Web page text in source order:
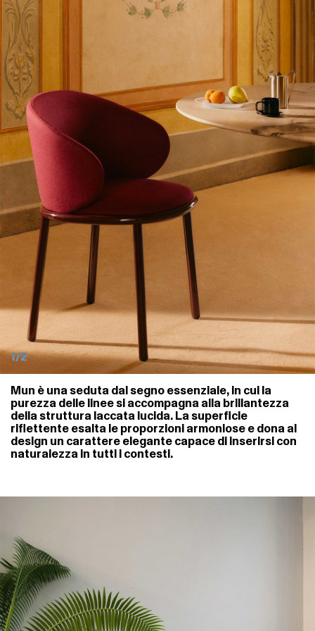
1/2
Mun è una seduta dal segno essenziale, in cui la
purezza delle linee si accompagna alla brillantezza
della struttura laccata lucida. La superficie
riflettente esalta le proporzioni armoniose e dona al
design un carattere elegante capace di inserirsi con
naturalezza in tutti i contesti.